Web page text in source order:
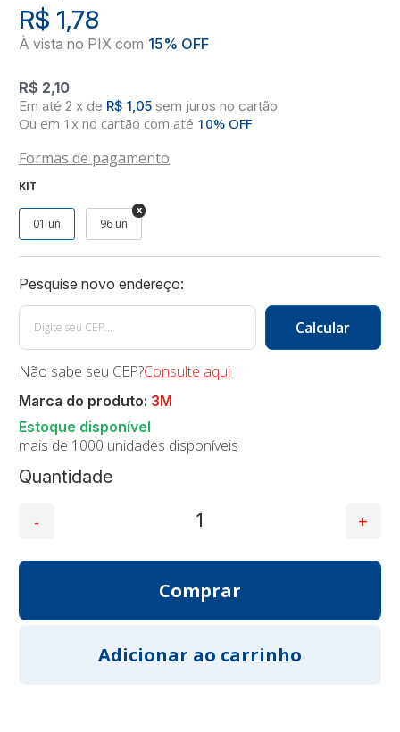
R$ 2,10
R$ 1,78
2 x de R$ 1,05 sem juros no cartão
Ou em 1x no cartão com até 10% OFF
Formas de pagamento
KIT
01 un 96 un
Quantidade
Não sabe seu CEP?Consulte aqui
mais de 1000 unidades disponíveis
Marca do produto: 3M